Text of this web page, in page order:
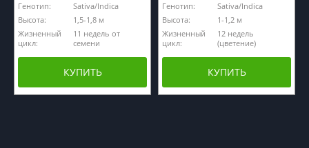
Генотип:
Sativa/Indica
Высота:
1,5-1,8 м
Жизненный
цикл:
11 недель от
семени
КУПИТЬ
Генотип:
Sativa/Indica
Высота:
1-1,2 м
Жизненный
цикл:
12 недель
(цветение)
КУПИТЬ